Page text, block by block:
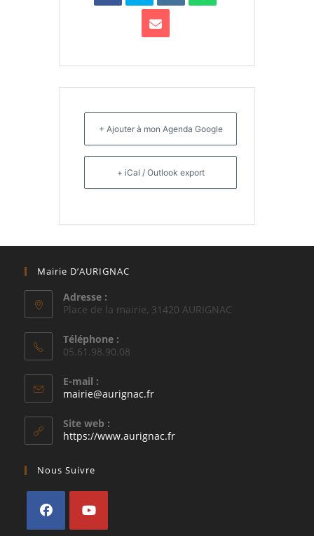
+ Ajouter à mon Agenda Google
+ iCal / Outlook export
Mairie D’AURIGNAC
Adresse :
Place de la mairie, 31420 AURIGNAC
Téléphone :
05.61.98.90.08
E-mail :
mairie@aurignac.frS’ouvre
application
Site web :
https://www.aurignac.fr
Nous Suivre